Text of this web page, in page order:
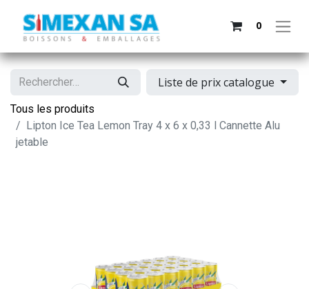
0
Liste de prix catalogue
Tous les produits
Lipton Ice Tea Lemon Tray 4 x 6 x 0,33 l Cannette Alu
jetable